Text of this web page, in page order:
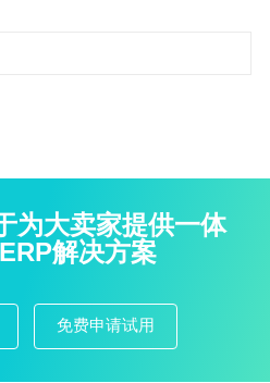
为大卖家提供一体
解决方案
免费申请试用